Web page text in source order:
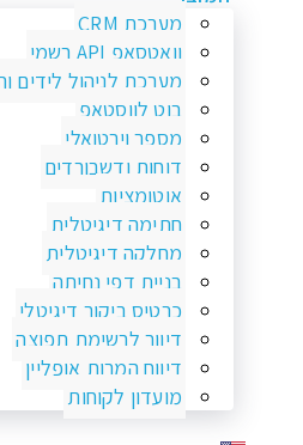
מערכת CRM
וואטסאפ API רשמי
מערכת לניהול לידים
בוט לווסטאפ
מספר וירטואלי
דוחות ודשבורדים
אוטומציות
חתימה דיגיטלית
מחלקה דיגיטלית
בניית דפי נחיתה
כרטיס ביקור דיגיטלי
דיוור לרשימת תפוצה
דיווח המרות אופליין
מועדון לקוחות